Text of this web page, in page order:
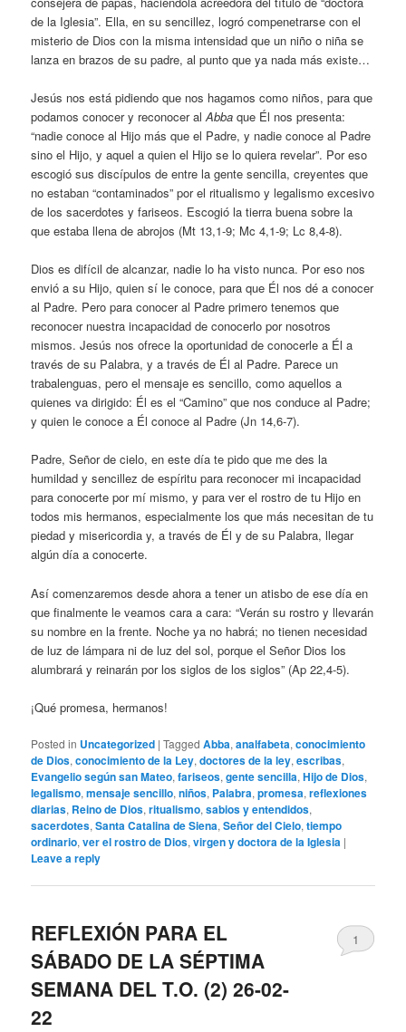
de la Iglesia”. Ella, en su sencillez, logró compenetrarse con el
misterio de Dios con la misma intensidad que un niño o niña se
lanza en brazos de su padre, al punto que ya nada más existe…
Jesús nos está pidiendo que nos hagamos como niños, para que
podamos conocer y reconocer alAbba que Él nos presenta:
“nadie conoce al Hijo más que el Padre, y nadie conoce al Padre
sino el Hijo, y aquel a quien el Hijo se lo quiera revelar”. Por eso
escogió sus discípulos de entre la gente sencilla, creyentes que
no estaban “contaminados” por el ritualismo y legalismo excesivo
de los sacerdotes y fariseos. Escogió la tierra buena sobre la
que estaba llena de abrojos (Mt 13,1-9; Mc 4,1-9; Lc 8,4-8).
Dios es difícil de alcanzar, nadie lo ha visto nunca. Por eso nos
envió a su Hijo, quien sí le conoce, para que Él nos dé a conocer
al Padre. Pero para conocer al Padre primero tenemos que
reconocer nuestra incapacidad de conocerlo por nosotros
mismos. Jesús nos ofrece la oportunidad de conocerle a Él a
través de su Palabra, y a través de Él al Padre. Parece un
trabalenguas, pero el mensaje es sencillo, como aquellos a
quienes va dirigido: Él es el “Camino” que nos conduce al Padre;
y quien le conoce a Él conoce al Padre (Jn 14,6-7).
Padre, Señor de cielo, en este día te pido que me des la
humildad y sencillez de espíritu para reconocer mi incapacidad
para conocerte por mí mismo, y para ver el rostro de tu Hijo en
todos mis hermanos, especialmente los que más necesitan de tu
piedad y misericordia y, a través de Él y de su Palabra, llegar
algún día a conocerte.
Así comenzaremos desde ahora a tener un atisbo de ese día en
que finalmente le veamos cara a cara: “Verán su rostro y llevarán
su nombre en la frente. Noche ya no habrá; no tienen necesidad
de luz de lámpara ni de luz del sol, porque el Señor Dios los
alumbrará y reinarán por los siglos de los siglos” (Ap 22,4-5).
¡Qué promesa, hermanos!
Posted in Uncategorized |Tagged Abba,analfabeta,conocimiento
de Dios,conocimiento de la Ley,doctores de la ley,escribas,
Evangelio según san Mateo,fariseos,gente sencilla,Hijo de Dios,
legalismo,mensaje sencillo,niños, Palabra,promesa,reflexiones
diarias, Reino de Dios,ritualismo,sabios y entendidos,
sacerdotes,Santa Catalina de Siena,Señor del Cielo,tiempo
ordinario,ver el rostro de Dios,virgen y doctora de la Iglesia |
Leave a reply
REFLEXIÓN PARA EL
SÁBADO DE LA SÉPTIMA
SEMANA DEL T.O. (2) 26-02-
22
1